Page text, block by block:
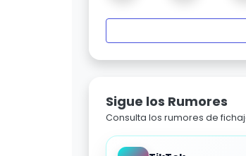
Sigue los Rumores
Consulta los rumores de